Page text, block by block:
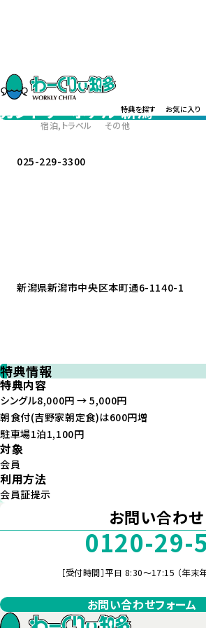
特典を探す お気に入り
エリア すべて
カントリーホテル 新潟
宿泊,トラベル その他
025-229-3300
新潟県新潟市中央区本町通6-1140-1
特典情報
特典内容
シングル8,000円 → 5,000円
朝食付(吉野家朝定食)は600円増
駐車場1泊1,100円
対象
会員
利用方法
会員証提示
お問い合わせ
0120-29-
［受付時間］平日 8:30～17:15 （年末
お問い合わせフォーム